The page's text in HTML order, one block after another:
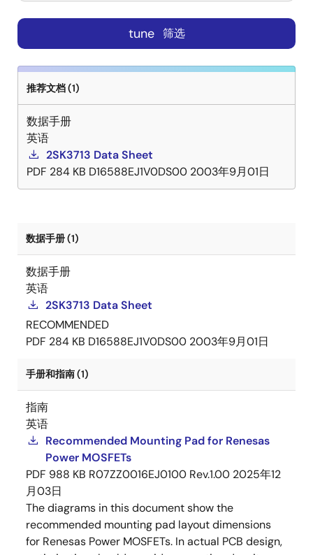
tune 筛选
推荐文档 (1)
数据手册
英语
2SK3713 Data Sheet
PDF 284 KB D16588EJ1V0DS00 2003年9月01日
数据手册 (1)
数据手册
英语
2SK3713 Data Sheet
RECOMMENDED
PDF 284 KB D16588EJ1V0DS00 2003年9月01日
手册和指南 (1)
指南
英语
Recommended Mounting Pad for Renesas
Power MOSFETs
PDF 988 KB R07ZZ0016EJ0100 Rev.1.00 2025年12
月03日
The diagrams in this document show the
recommended mounting pad layout dimensions
for Renesas Power MOSFETs. In actual PCB design,